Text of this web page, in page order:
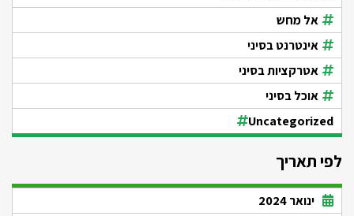
אל מחש
אינטרנט בסיני
אטרקציות בסיני
אוכל בסיני
Uncategorized
לפי תאריך
ינואר 2024